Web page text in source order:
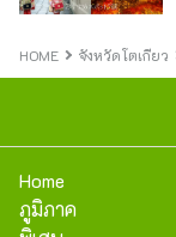
HOME จังหวัดโตเกียว
Home
ภูมิภาค